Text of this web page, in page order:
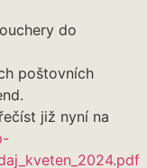
do
poštovních
již nyní na